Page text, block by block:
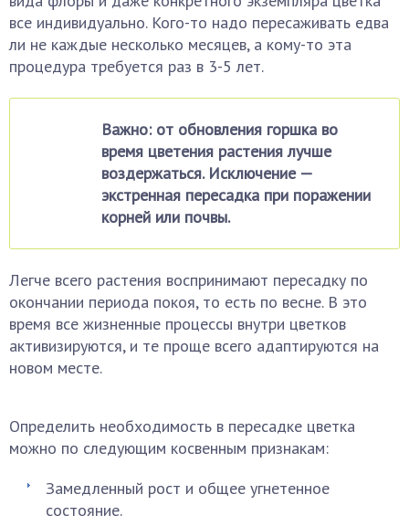
все индивидуально. Кого-то надо пересаживать едва
ли не каждые несколько месяцев, а кому-то эта
процедура требуется раз в 3-5 лет.
Важно: от обновления горшка во
время цветения растения лучше
воздержаться. Исключение —
экстренная пересадка при поражении
корней или почвы.
Легче всего растения воспринимают пересадку по
окончании периода покоя, то есть по весне. В это
время все жизненные процессы внутри цветков
активизируются, и те проще всего адаптируются на
новом месте.
Определить необходимость в пересадке цветка
можно по следующим косвенным признакам:
Замедленный рост и общее угнетенное
состояние.